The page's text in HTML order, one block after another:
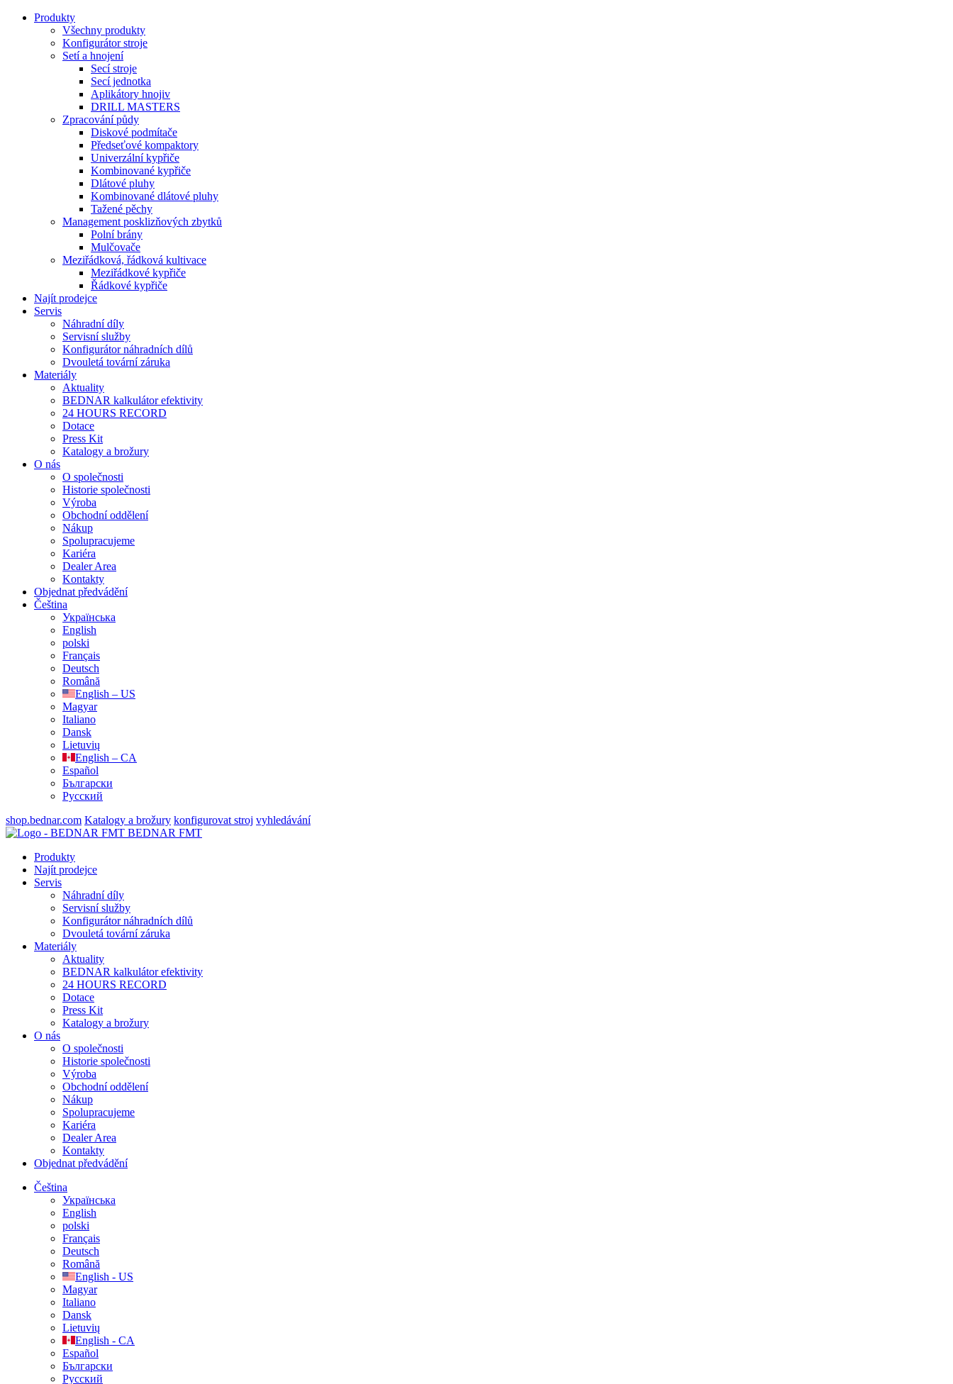
Produkty
Všechny produkty
Konfigurátor stroje
Setí a hnojení
Secí stroje
Secí jednotka
Aplikátory hnojiv
DRILL MASTERS
Zpracování půdy
Diskové podmítače
Předseťové kompaktory
Univerzální kypřiče
Kombinované kypřiče
Dlátové pluhy
Kombinované dlátové pluhy
Tažené pěchy
Management posklizňových zbytků
Polní brány
Mulčovače
Meziřádková, řádková kultivace
Meziřádkové kypřiče
Řádkové kypřiče
Najít prodejce
Servis
Náhradní díly
Servisní služby
Konfigurátor náhradních dílů
Dvouletá tovární záruka
Materiály
Aktuality
BEDNAR kalkulátor efektivity
24 HOURS RECORD
Dotace
Press Kit
Katalogy a brožury
O nás
O společnosti
Historie společnosti
Výroba
Obchodní oddělení
Nákup
Spolupracujeme
Kariéra
Dealer Area
Kontakty
Objednat předvádění
Čeština
Українська
English
polski
Français
Deutsch
Română
English – US
Magyar
Italiano
Dansk
Lietuvių
English – CA
Español
Български
Русский
shop.bednar.com Katalogy a brožury konfigurovat stroj vyhledávání
BEDNAR FMT
Produkty
Najít prodejce
Servis
Náhradní díly
Servisní služby
Konfigurátor náhradních dílů
Dvouletá tovární záruka
Materiály
Aktuality
BEDNAR kalkulátor efektivity
24 HOURS RECORD
Dotace
Press Kit
Katalogy a brožury
O nás
O společnosti
Historie společnosti
Výroba
Obchodní oddělení
Nákup
Spolupracujeme
Kariéra
Dealer Area
Kontakty
Objednat předvádění
Čeština
Українська
English
polski
Français
Deutsch
Română
English - US
Magyar
Italiano
Dansk
Lietuvių
English - CA
Español
Български
Русский